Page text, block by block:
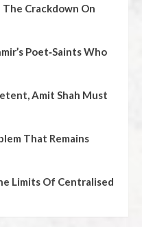
Crackdown On
Poet‑Saints Who
Amit Shah Must
That Remains
Limits Of Centralised